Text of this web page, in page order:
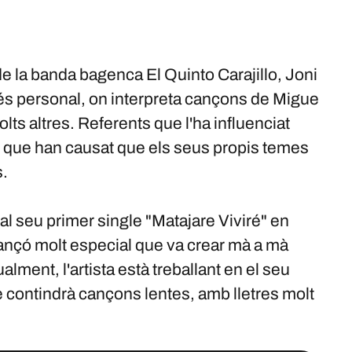
la banda bagenca El Quinto Carajillo, Joni
personal, on interpreta cançons de Migue
altres. Referents que l'ha influenciat
han causat que els seus propis temes
seu primer single "Matajare Viviré" en
molt especial que va crear mà a mà
l'artista està treballant en el seu
cançons lentes, amb lletres molt